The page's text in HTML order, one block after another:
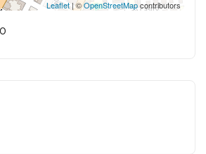
Leaflet | ©OpenStreetMapcontributors